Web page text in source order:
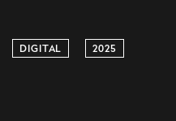
DIGITAL 2025